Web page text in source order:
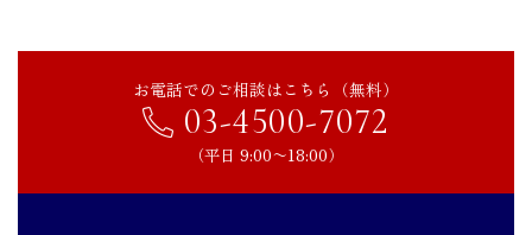
お電話でのご相談はこちら（無料）
03-4500-7072
（平日 9:00〜18:00）